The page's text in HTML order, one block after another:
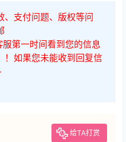
、支付问题、版权等问
第一时间看到您的信息
！如果您未能收到回复信
给TA打赏